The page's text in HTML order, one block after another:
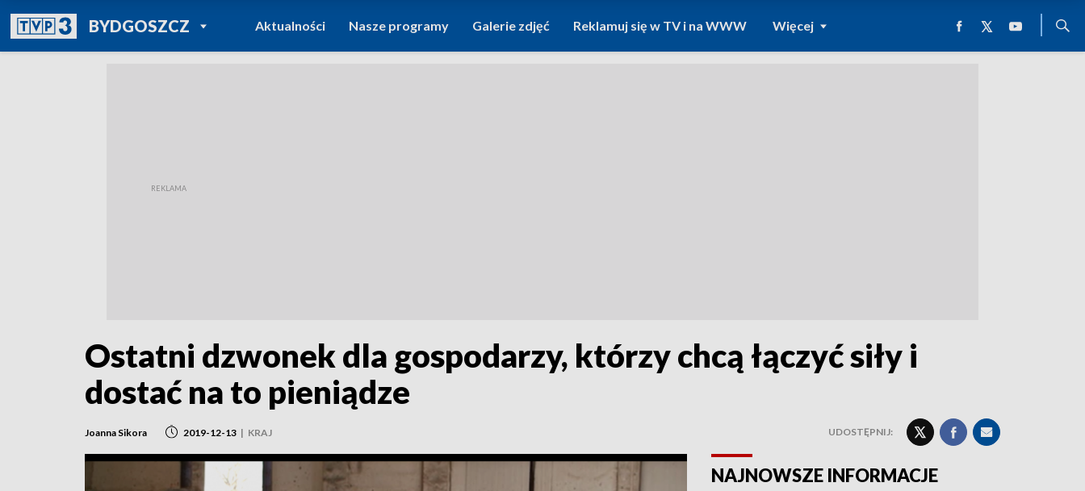
BYDGOSZCZPOWRÓT DO
TVP REGIONY
Aktualności Nasze programy Galerie zdjęć Reklamuj się w TV i na WWW Więcej
Ostatni dzwonek dla gospodarzy, którzy chcą łączyć siły i
dostać na to pieniądze
Joanna Sikora 2019-12-13 | KRAJ UDOSTĘPNIJ:
NAJNOWSZE INFORMACJE